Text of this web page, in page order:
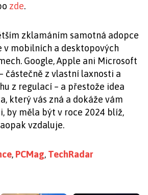
zde.
zklamáním samotná adopce
v mobilních a desktopových
Google, Apple ani Microsoft
částečně z vlastní laxnosti a
z regulací – a přestože idea
který vás zná a dokáže vám
by měla být v roce 2024 blíž,
vzdaluje.
, PCMag, TechRadar